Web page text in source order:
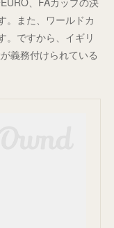
。また、ワールドカ
。ですから、イギリ
義務付けられている